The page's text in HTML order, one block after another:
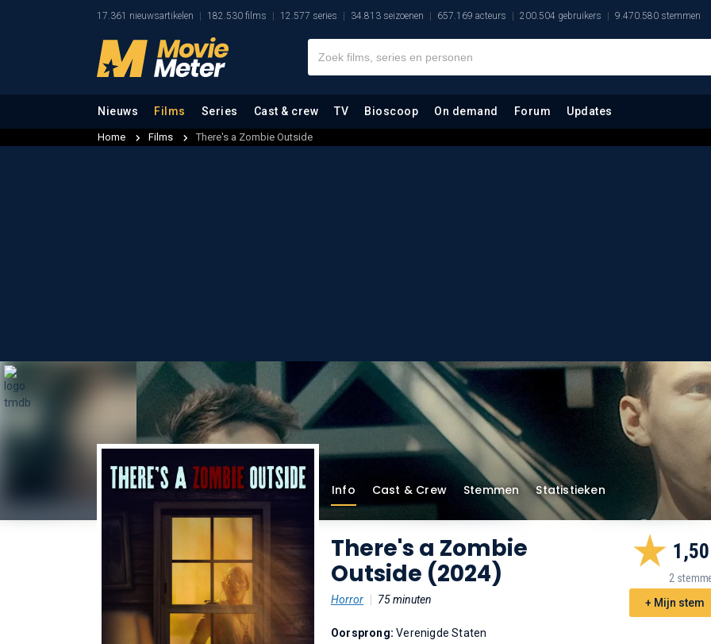
17.361 nieuwsartikelen 182.530 films 12.577 series 34.813 seizoenen 657.169 acteurs 200.504 gebruikers 9.470.580 stemmen
Nieuws Films Series Cast & crew TV Bioscoop On demand Forum Updates
Home Films There's a Zombie Outside
Info Cast & Crew Stemmen Statistieken
There's a Zombie
Outside (2024)
Horror 75 minuten
1,50
2
+ Mijn stem
Oorsprong:Verenigde Staten